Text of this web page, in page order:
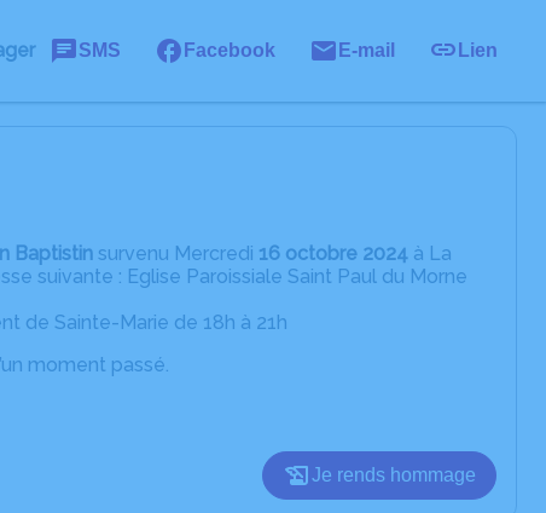
SMS Facebook E-mail Lien
Baptistin survenu Mercredi 16 octobre 2024 à La
suivante : Eglise Paroissiale Saint Paul du Morne
de Sainte-Marie de 18h à 21h
moment passé.
Je rends hommage